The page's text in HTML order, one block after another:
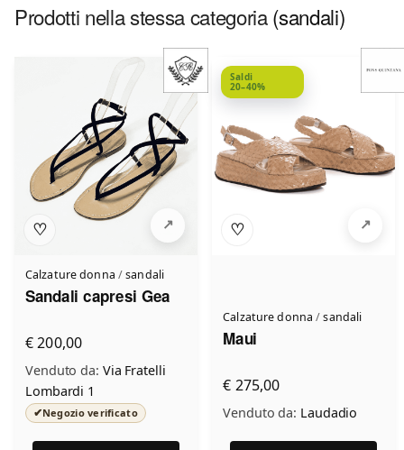
Prodotti nella stessa categoria(sandali)
♡
Calzature donna /sandali
Sandali capresi Gea
€ 200,00
Venduto da: Via Fratelli
Lombardi 1
✔Negozio verificato
Saldi
20–40%
♡
Calzature donna /sandali
Maui
€ 275,00
Venduto da: Laudadio